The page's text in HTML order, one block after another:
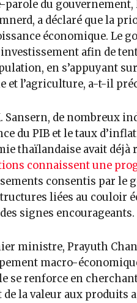
parole du gouvernement,
a déclaré que la
économique. Le
afin de
en s’appuyant
et l’agriculture, a-t-il
Sansern, de nombreux
du PIB et le taux
thaïlandaise avait déjà
connaissent une
consentis par le
liées au couloir
signes encourageants.
ministre, Prayuth
macro-
se renforce en
de la valeur aux produits